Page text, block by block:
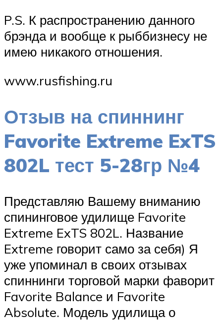
P.S. К распространению данного
брэнда и вообще к рыббизнесу не
имею никакого отношения.
www.rusfishing.ru
Отзыв на спиннинг
Favorite Extreme ExTS
802L тест 5-28гр №4
Представляю Вашему вниманию
спининговое удилище Favorite
Extreme ExTS 802L. Название
Extreme говорит само за себя) Я
уже упоминал в своих отзывах
спиннинги торговой марки фаворит
Favorite Balance и Favorite
Absolute. Модель удилища о